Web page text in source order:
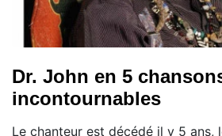
Dr. John en 5
incontournables
Le chanteur est décédé il y 5 ans,